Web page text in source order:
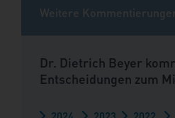
Weitere
Dr. Dietrich Beyer
Entscheidungen zum